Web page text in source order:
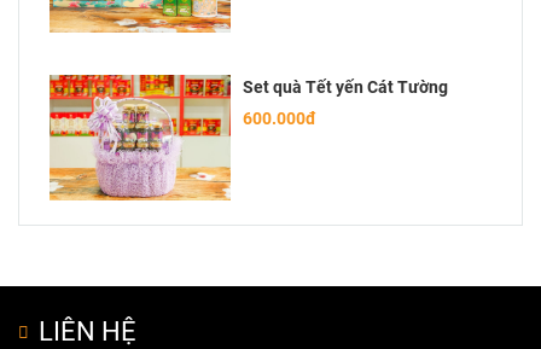
Set quà Tết yến Cát Tường
600.000đ
LIÊN HỆ